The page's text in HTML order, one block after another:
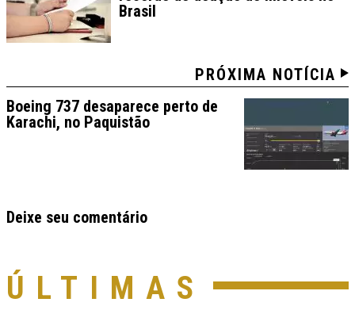
Brasil
PRÓXIMA NOTÍCIA
Boeing 737 desaparece perto de
Karachi, no Paquistão
Deixe seu comentário
ÚLTIMAS